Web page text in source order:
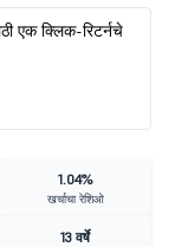
एक क्लिक-रिटर्नचे
1.04%
खर्चाचा रेशिओ
13 वर्षे